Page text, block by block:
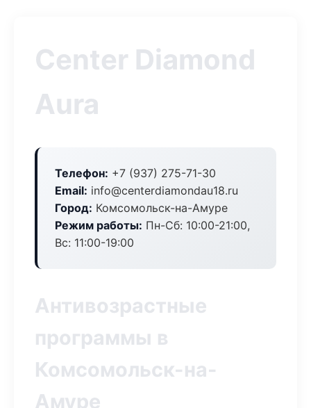
Center Diamond
Aura
Телефон: +7 (937) 275-71-30
Email: info@centerdiamondau18.ru
Город: Комсомольск-на-Амуре
Режим работы: Пн-Сб: 10:00-21:00,
Вс: 11:00-19:00
Антивозрастные
программы в
Комсомольск-на-
Амуре